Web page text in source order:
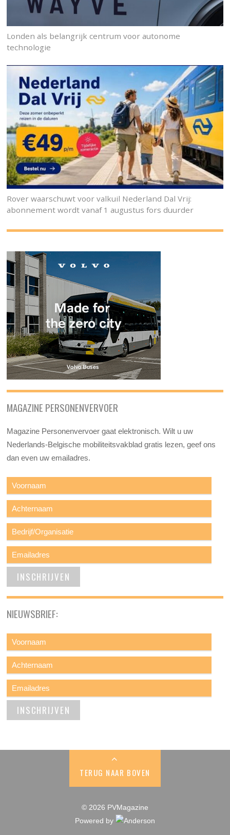
Londen als belangrijk centrum voor autonome
technologie
Rover waarschuwt voor valkuil Nederland Dal Vrij:
abonnement wordt vanaf 1 augustus fors duurder
MAGAZINE PERSONENVERVOER
Magazine Personenvervoer gaat elektronisch. Wilt u uw
Nederlands-Belgische mobiliteitsvakblad gratis lezen, geef ons
dan even uw emailadres.
NIEUWSBRIEF:
TERUG NAAR BOVEN
© 2026 PVMagazine
Powered by